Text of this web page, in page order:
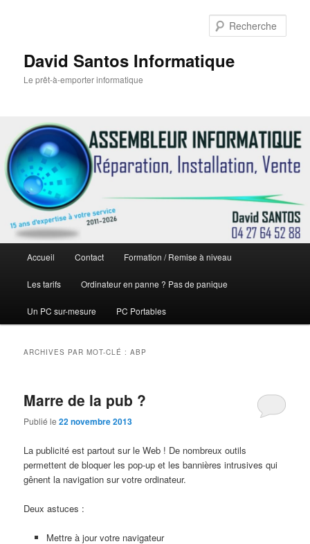
David Santos Informatique
Le prêt-à-emporter informatique
principal
Aller
au
contenu
principal
Aller
au
contenu
secondaire
Accueil Contact Formation / Remise à niveau
Les tarifs Ordinateur en panne ? Pas de panique
Un PC sur-mesure PC Portables
ARCHIVES PAR MOT-CLÉ :ABP
Marre de la pub ?
Publié le22 novembre 2013
La publicité est partout sur le Web ! De nombreux outils
permettent de bloquer les pop-up et les bannières intrusives qui
gênent la navigation sur votre ordinateur.
Deux astuces :
Mettre à jour votre navigateur